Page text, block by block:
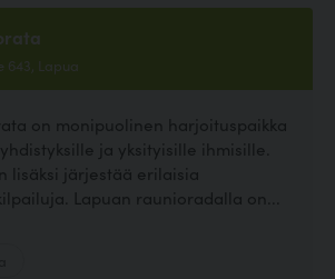
643, Lapua
on monipuolinen harjoituspaikka
ja yksityisille ihmisille.
lisäksi järjestää erilaisia
Lapuan raunioradalla on...